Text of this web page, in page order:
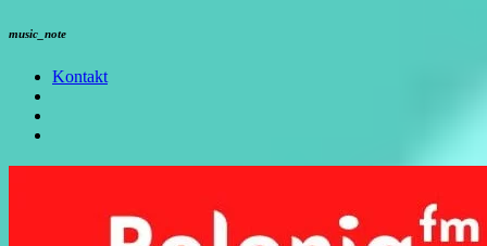
music_note
Kontakt